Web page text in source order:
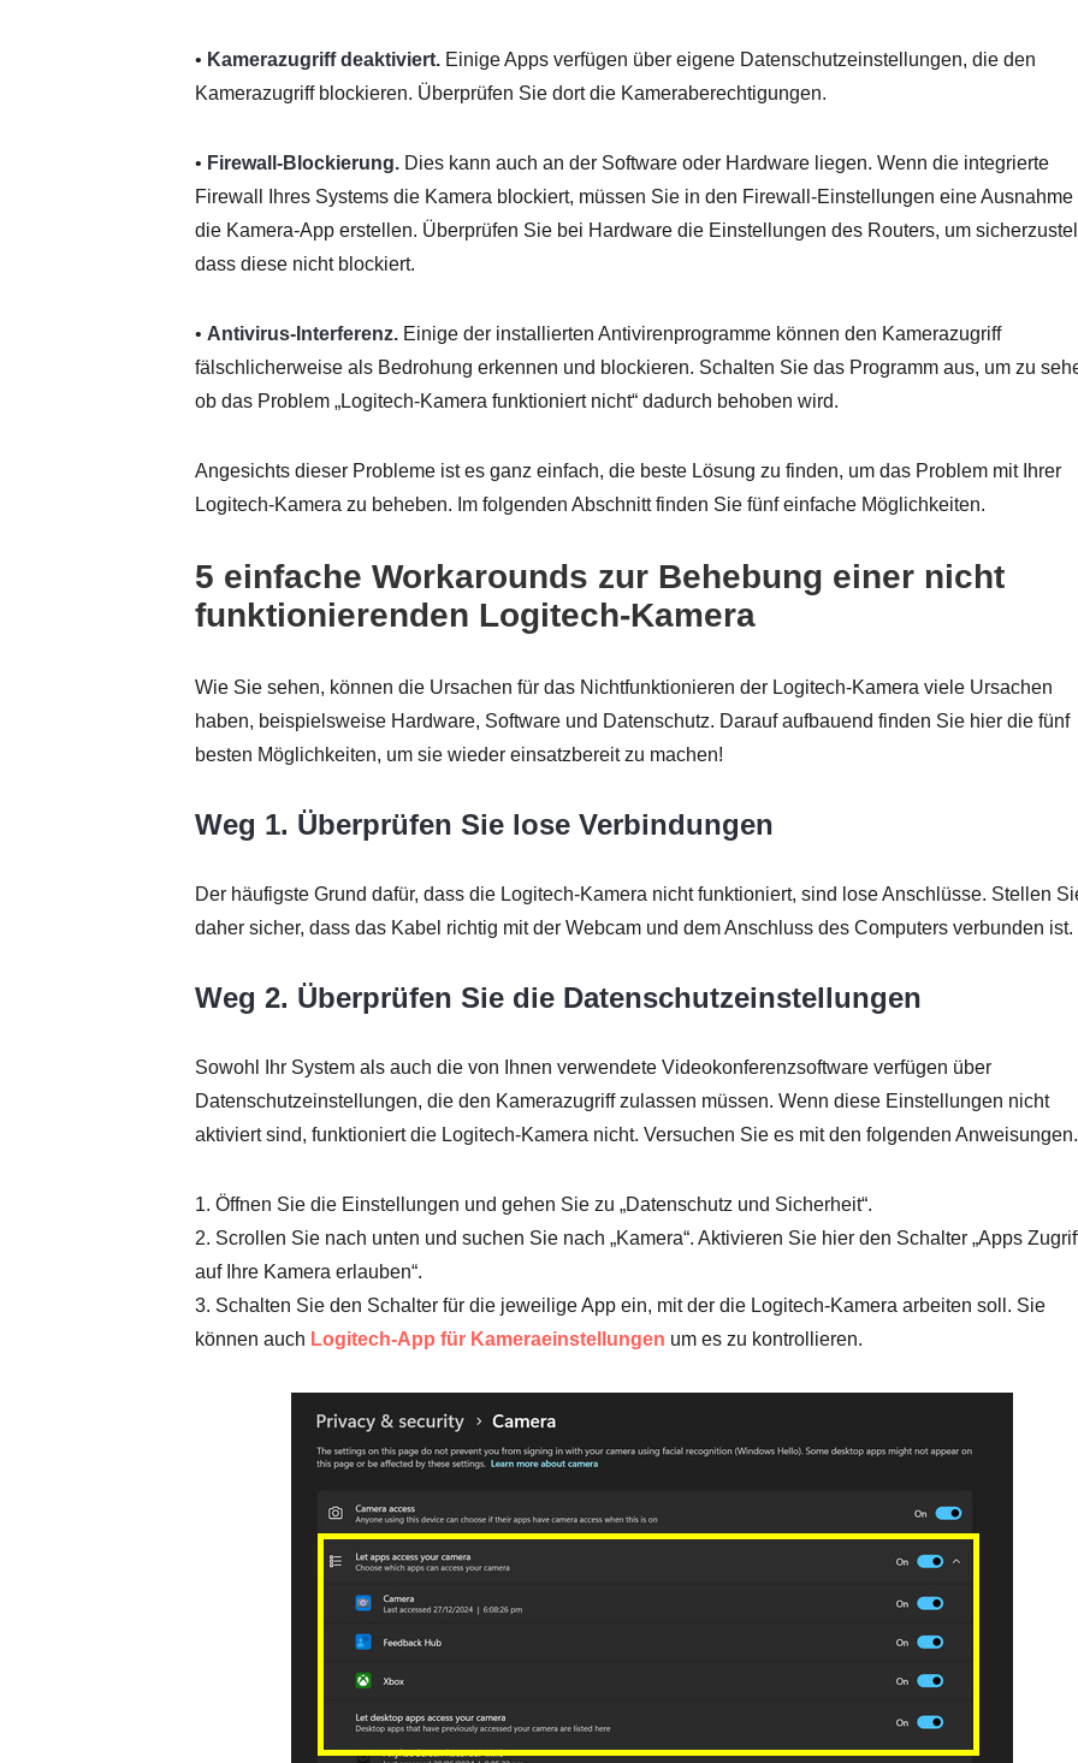
• Kamerazugriff deaktiviert. Einige Apps verfügen über eigene Datenschutzeinstellungen, die den
Kamerazugriff blockieren. Überprüfen Sie dort die Kameraberechtigungen.
• Firewall-Blockierung. Dies kann auch an der Software oder Hardware liegen. Wenn die integrierte
Firewall Ihres Systems die Kamera blockiert, müssen Sie in den Firewall-Einstellungen eine Ausnahme
die Kamera-App erstellen. Überprüfen Sie bei Hardware die Einstellungen des Routers, um
dass diese nicht blockiert.
• Antivirus-Interferenz. Einige der installierten Antivirenprogramme können den Kamerazugriff
fälschlicherweise als Bedrohung erkennen und blockieren. Schalten Sie das Programm aus, um zu
ob das Problem „Logitech-Kamera funktioniert nicht“ dadurch behoben wird.
Angesichts dieser Probleme ist es ganz einfach, die beste Lösung zu finden, um das Problem mit Ihrer
Logitech-Kamera zu beheben. Im folgenden Abschnitt finden Sie fünf einfache Möglichkeiten.
5 einfache Workarounds zur Behebung einer nicht
funktionierenden Logitech-Kamera
Wie Sie sehen, können die Ursachen für das Nichtfunktionieren der Logitech-Kamera viele Ursachen
haben, beispielsweise Hardware, Software und Datenschutz. Darauf aufbauend finden Sie hier die fünf
besten Möglichkeiten, um sie wieder einsatzbereit zu machen!
Weg 1. Überprüfen Sie lose Verbindungen
Der häufigste Grund dafür, dass die Logitech-Kamera nicht funktioniert, sind lose Anschlüsse. Stellen
daher sicher, dass das Kabel richtig mit der Webcam und dem Anschluss des Computers verbunden ist.
Weg 2. Überprüfen Sie die Datenschutzeinstellungen
Sowohl Ihr System als auch die von Ihnen verwendete Videokonferenzsoftware verfügen über
Datenschutzeinstellungen, die den Kamerazugriff zulassen müssen. Wenn diese Einstellungen nicht
aktiviert sind, funktioniert die Logitech-Kamera nicht. Versuchen Sie es mit den folgenden Anweisungen.
1. Öffnen Sie die Einstellungen und gehen Sie zu „Datenschutz und Sicherheit“.
2. Scrollen Sie nach unten und suchen Sie nach „Kamera“. Aktivieren Sie hier den Schalter „Apps
auf Ihre Kamera erlauben“.
3. Schalten Sie den Schalter für die jeweilige App ein, mit der die Logitech-Kamera arbeiten soll. Sie
können auch Logitech-App für Kameraeinstellungen um es zu kontrollieren.